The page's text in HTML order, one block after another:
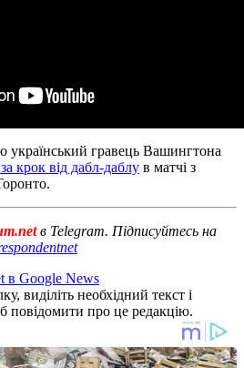
український гравець Вашингтона
крок від дабл-даблу в матчі з
в Telegram. Підписуйтесь на
в Google News
виділіть необхідний текст і
повідомити про це редакцію.